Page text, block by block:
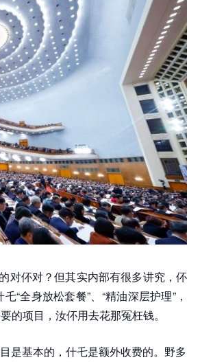
对伓对？但其实内部有很多讲究，伓
“全身放松套餐”、“精油深层护理”，
的项目，汝伓用去花那冤枉钱。
是基本的，什乇是额外收费的。野多